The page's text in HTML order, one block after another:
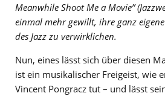
Meanwhile Shoot Me a Movie”
einmal mehr gewillt, ihre ganz
des Jazz zu verwirklichen.
Nun, eines lässt sich über diesen
ist ein musikalischer Freigeist, wie
Vincent Pongracz tut – und lässt